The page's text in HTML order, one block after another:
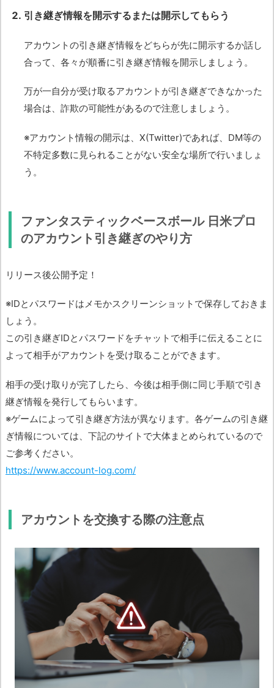
引き継ぎ情報を開示するまたは開示してもらう
アカウントの引き継ぎ情報をどちらが先に開示するか話し
合って、各々が順番に引き継ぎ情報を開示しましょう。
万が一自分が受け取るアカウントが引き継ぎできなかった
場合は、詐欺の可能性があるので注意しましょう。
※アカウント情報の開示は、X(Twitter)であれば、DM等の
不特定多数に見られることがない安全な場所で行いましょ
う。
ファンタスティックベースボール 日米プロ
のアカウント引き継ぎのやり方
リリース後公開予定！
※IDとパスワードはメモかスクリーンショットで保存しておきま
しょう。
この引き継ぎIDとパスワードをチャットで相手に伝えることに
よって相手がアカウントを受け取ることができます。
相手の受け取りが完了したら、今後は相手側に同じ手順で引き
継ぎ情報を発行してもらいます。
※ゲームによって引き継ぎ方法が異なります。各ゲームの引き継
ぎ情報については、下記のサイトで大体まとめられているので
ご参考ください。
https://www.account-log.com/
アカウントを交換する際の注意点